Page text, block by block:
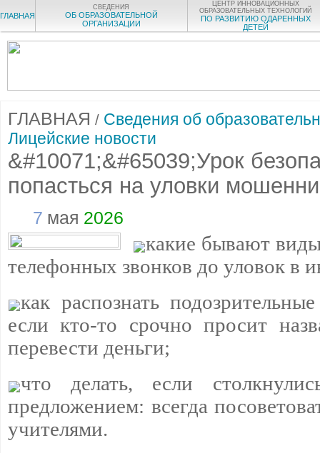
ГЛАВНАЯ
СВЕДЕНИЯ
ОБ ОБРАЗОВАТЕЛЬНОЙ
ОРГАНИЗАЦИИ
ЦЕНТР ИННОВАЦИОННЫХ
ОБРАЗОВАТЕЛЬНЫХ ТЕХНОЛОГИЙ
ПО РАЗВИТИЮ ОДАРЕННЫХ
ДЕТЕЙ
ГЛАВНАЯ / Сведения об
Лицейские новости
&#10071;&#65039;Урок
попасться на уловки
7 мая 2026
какие бывают
телефонных звонков до уловок в
как распознать
если кто‑то срочно просит
перевести деньги;
что делать, если
предложением: всегда
учителями.